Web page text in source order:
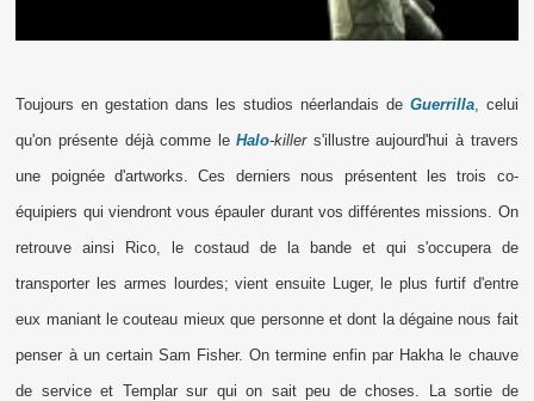
Toujours en gestation dans les studios néerlandais de Guerrilla, celui
qu'on présente déjà comme leHalo-killers'illustre aujourd'hui à travers
une poignée d'artworks. Ces derniers nous présentent les trois co-
équipiers qui viendront vous épauler durant vos différentes missions. On
retrouve ainsi Rico, le costaud de la bande et qui s'occupera de
transporter les armes lourdes; vient ensuite Luger, le plus furtif d'entre
eux maniant le couteau mieux que personne et dont la dégaine nous fait
penser à un certain Sam Fisher. On termine enfin par Hakha le chauve
de service et Templar sur qui on sait peu de choses. La sortie de